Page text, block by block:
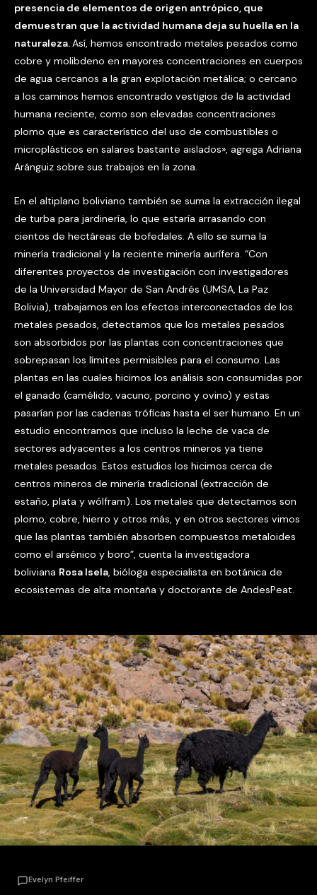
presencia de elementos de origen antrópico, que
demuestran que la actividad humana deja su huella en la
naturaleza.Así, hemos encontrado metales pesados como
cobre y molibdeno en mayores concentraciones en cuerpos
de agua cercanos a la gran explotación metálica; o cercano
a los caminos hemos encontrado vestigios de la actividad
humana reciente, como son elevadas concentraciones
plomo que es característico del uso de combustibles o
microplásticos en salares bastante aislados», agrega Adriana
Aránguiz sobre sus trabajos en la zona.
En el altiplano boliviano también se suma la extracción ilegal
de turba para jardinería, lo que estaría arrasando con
cientos de hectáreas de bofedales. A ello se suma la
minería tradicional y la reciente minería aurífera. “Con
diferentes proyectos de investigación con investigadores
de la Universidad Mayor de San Andrés (UMSA, La Paz
Bolivia), trabajamos en los efectos interconectados de los
metales pesados, detectamos que los metales pesados
son absorbidos por las plantas con concentraciones que
sobrepasan los límites permisibles para el consumo. Las
plantas en las cuales hicimos los análisis son consumidas por
el ganado (camélido, vacuno, porcino y ovino) y estas
pasarían por las cadenas tróficas hasta el ser humano. En un
estudio encontramos que incluso la leche de vaca de
sectores adyacentes a los centros mineros ya tiene
metales pesados. Estos estudios los hicimos cerca de
centros mineros de minería tradicional (extracción de
estaño, plata y wólfram). Los metales que detectamos son
plomo, cobre, hierro y otros más, y en otros sectores vimos
que las plantas también absorben compuestos metaloides
como el arsénico y boro”, cuenta la investigadora
boliviana Rosa Isela , bióloga especialista en botánica de
ecosistemas de alta montaña y doctorante de AndesPeat.
Evelyn Pfeiffer